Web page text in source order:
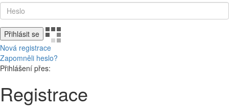
Přihlásit se
Nová registrace
Zapomněli heslo?
Přihlášení přes:
Registrace